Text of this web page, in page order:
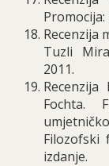
Recenzija
Tuzli
2011.
Fochta.
Filozofski
izdanje.